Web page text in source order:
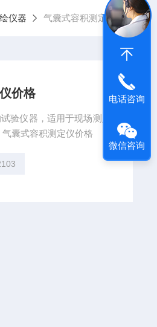
仪器 气囊式容积测定仪
价格
验仪器，适用于现场测定
积测定仪、气囊式容积测定仪价格
电话咨询
微信咨询